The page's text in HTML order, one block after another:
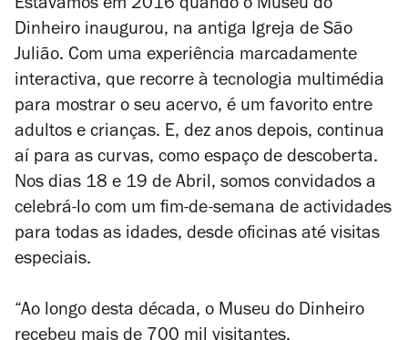
Estávamos em 2016 quando o Museu do
Dinheiro inaugurou, na antiga Igreja de São
Julião. Com uma experiência marcadamente
interactiva, que recorre à tecnologia multimédia
para mostrar o seu acervo, é um favorito entre
adultos e crianças. E, dez anos depois, continua
aí para as curvas, como espaço de descoberta.
Nos dias 18 e 19 de Abril, somos convidados a
celebrá-lo com um fim-de-semana de actividades
para todas as idades, desde oficinas até visitas
especiais.
“Ao longo desta década, o Museu do Dinheiro